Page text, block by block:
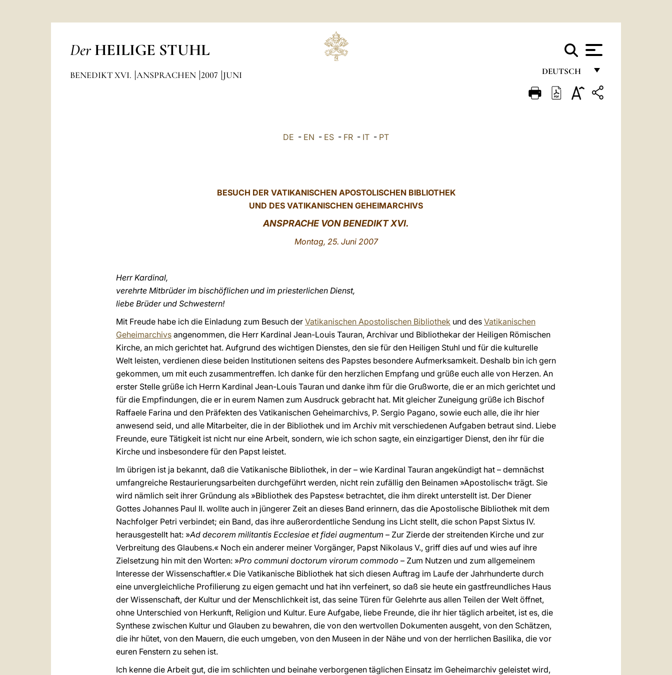
Der HEILIGE STUHL
DEUTSCH
FRANÇAIS
BENEDIKT XVI. ANSPRACHEN 2007 JUNI
DE - EN - ES - FR - IT - PT
BESUCH DER VATIKANISCHEN APOSTOLISCHEN BIBLIOTHEK
UND DES VATIKANISCHEN GEHEIMARCHIVS
ANSPRACHE VON BENEDIKT XVI.
Montag, 25. Juni 2007
Herr Kardinal,
verehrte Mitbrüder im bischöflichen und im priesterlichen Dienst,
liebe Brüder und Schwestern!
Mit Freude habe ich die Einladung zum Besuch der Vatikanischen Apostolischen Bibliothek und des Vatikanischen
Geheimarchivs angenommen, die Herr Kardinal Jean-Louis Tauran, Archivar und Bibliothekar der Heiligen Römischen
Kirche, an mich gerichtet hat. Aufgrund des wichtigen Dienstes, den sie für den Heiligen Stuhl und für die kulturelle
Welt leisten, verdienen diese beiden Institutionen seitens des Papstes besondere Aufmerksamkeit. Deshalb bin ich gern
gekommen, um mit euch zusammentreffen. Ich danke für den herzlichen Empfang und grüße euch alle von Herzen. An
erster Stelle grüße ich Herrn Kardinal Jean-Louis Tauran und danke ihm für die Grußworte, die er an mich gerichtet und
für die Empfindungen, die er in eurem Namen zum Ausdruck gebracht hat. Mit gleicher Zuneigung grüße ich Bischof
Raffaele Farina und den Präfekten des Vatikanischen Geheimarchivs, P. Sergio Pagano, sowie euch alle, die ihr hier
anwesend seid, und alle Mitarbeiter, die in der Bibliothek und im Archiv mit verschiedenen Aufgaben betraut sind. Liebe
Freunde, eure Tätigkeit ist nicht nur eine Arbeit, sondern, wie ich schon sagte, ein einzigartiger Dienst, den ihr für die
Kirche und insbesondere für den Papst leistet.
Im übrigen ist ja bekannt, daß die Vatikanische Bibliothek, in der – wie Kardinal Tauran angekündigt hat – demnächst
umfangreiche Restaurierungsarbeiten durchgeführt werden, nicht rein zufällig den Beinamen »Apostolisch« trägt. Sie
wird nämlich seit ihrer Gründung als »Bibliothek des Papstes« betrachtet, die ihm direkt unterstellt ist. Der Diener
Gottes Johannes Paul II. wollte auch in jüngerer Zeit an dieses Band erinnern, das die Apostolische Bibliothek mit dem
Nachfolger Petri verbindet; ein Band, das ihre außerordentliche Sendung ins Licht stellt, die schon Papst Sixtus IV.
herausgestellt hat: »Ad decorem militantis Ecclesiae et fidei augmentum – Zur Zierde der streitenden Kirche und zur
Verbreitung des Glaubens.« Noch ein anderer meiner Vorgänger, Papst Nikolaus V., griff dies auf und wies auf ihre
Zielsetzung hin mit den Worten: »Pro communi doctorum virorum commodo – Zum Nutzen und zum allgemeinem
Interesse der Wissenschaftler.« Die Vatikanische Bibliothek hat sich diesen Auftrag im Laufe der Jahrhunderte durch
eine unvergleichliche Profilierung zu eigen gemacht und hat ihn verfeinert, so daß sie heute ein gastfreundliches Haus
der Wissenschaft, der Kultur und der Menschlichkeit ist, das seine Türen für Gelehrte aus allen Teilen der Welt öffnet,
ohne Unterschied von Herkunft, Religion und Kultur. Eure Aufgabe, liebe Freunde, die ihr hier täglich arbeitet, ist es, die
Synthese zwischen Kultur und Glauben zu bewahren, die von den wertvollen Dokumenten ausgeht, von den Schätzen,
die ihr hütet, von den Mauern, die euch umgeben, von den Museen in der Nähe und von der herrlichen Basilika, die vor
euren Fenstern zu sehen ist.
Ich kenne die Arbeit gut, die im schlichten und beinahe verborgenen täglichen Einsatz im Geheimarchiv geleistet wird,